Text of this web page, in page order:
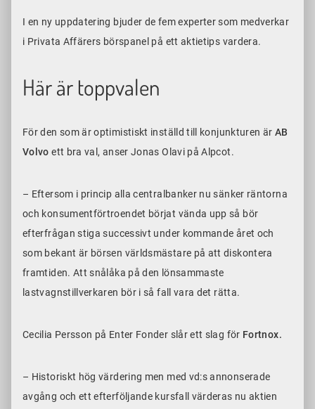
I en ny uppdatering bjuder de fem experter som medverkar
i Privata Affärers börspanel på ett aktietips vardera.
Här är toppvalen
För den som är optimistiskt inställd till konjunkturen är AB
Volvo ett bra val, anser Jonas Olavi på Alpcot.
– Eftersom i princip alla centralbanker nu sänker räntorna
och konsumentförtroendet börjat vända upp så bör
efterfrågan stiga successivt under kommande året och
som bekant är börsen världsmästare på att diskontera
framtiden. Att snålåka på den lönsammaste
lastvagnstillverkaren bör i så fall vara det rätta.
Cecilia Persson på Enter Fonder slår ett slag för Fortnox.
– Historiskt hög värdering men med vd:s annonserade
avgång och ett efterföljande kursfall värderas nu aktien